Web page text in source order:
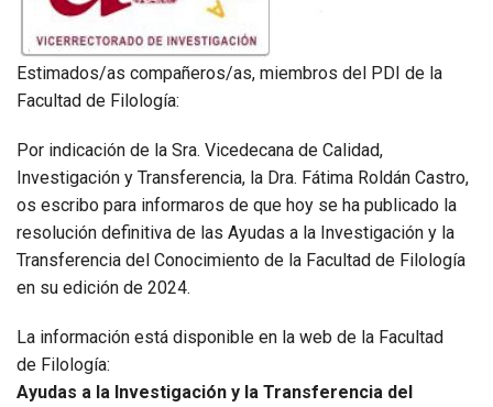
Estimados/as compañeros/as, miembros del PDI de la
Facultad de Filología:
Por indicación de la Sra. Vicedecana de Calidad,
Investigación y Transferencia, la Dra. Fátima Roldán Castro,
os escribo para informaros de que hoy se ha publicado la
resolución definitiva de las Ayudas a la Investigación y la
Transferencia del Conocimiento de la Facultad de Filología
en su edición de 2024.
La información está disponible en la web de la Facultad
de Filología:
Ayudas a la Investigación y la Transferencia del